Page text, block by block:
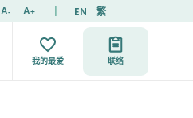
A- A+ EN 繁
我的最爱 联络